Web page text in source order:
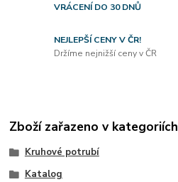
VRÁCENÍ DO 30 DNŮ
NEJLEPŠÍ CENY V ČR!
Držíme nejnižší ceny v ČR
Zboží zařazeno v kategoriích
Kruhové potrubí
Katalog